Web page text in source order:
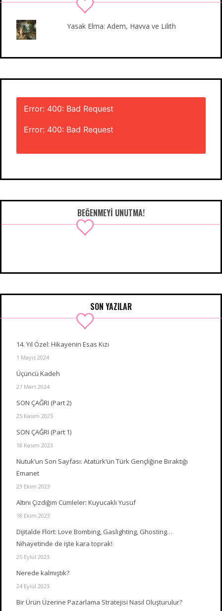
Yasak Elma: Adem, Havva ve Lilith
Error: 400: Bad Request
Error: 400: Bad Request
BEĞENMEYI UNUTMA!
SON YAZILAR
14. Yıl Özel: Hikayenin Esas Kızı
1 Mayıs 2024
Üçüncü Kadeh
27 Mart 2024
SON ÇAĞRI (Part 2)
25 Kasım 2023
SON ÇAĞRI (Part 1)
18 Kasım 2023
Nutuk’un Son Sayfası: Atatürk’ün Türk Gençliğine Bıraktığı
Emanet
23 Ekim 2023
Altını Çizdiğim Cümleler: Kuyucaklı Yusuf
18 Ekim 2023
Dijitalde Flört: Love Bombing, Gaslighting, Ghosting…
Nihayetinde de işte kara toprak!
25 Eylül 2023
Nerede kalmıştık?
24 Eylül 2023
Bir Ürün Üzerine Pazarlama Stratejisi Nasıl Oluşturulur?